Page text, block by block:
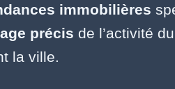
immobilières
précis de l’activité
la ville.